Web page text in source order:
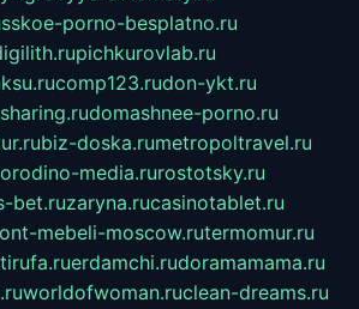
porno-besplatno.ru
pichkurovlab.ru
comp123.rudon-ykt.ru
domashnee-porno.ru
biz-doska.rumetropoltravel.ru
media.rurostotsky.ru
bet.ruzaryna.rucasinotablet.ru
mebeli-moscow.rutermomur.ru
erdamchi.rudoramamama.ru
worldofwoman.ruclean-dreams.ru